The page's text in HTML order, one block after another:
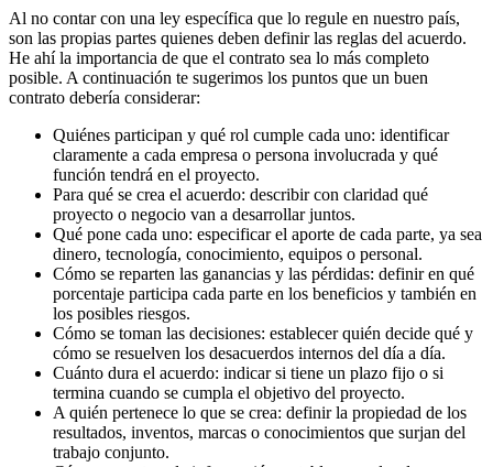
Al no contar con una ley específica que lo regule en nuestro país,
son las propias partes quienes deben definir las reglas del acuerdo.
He ahí la importancia de que el contrato sea lo más completo
posible. A continuación te sugerimos los puntos que un buen
contrato debería considerar:
Quiénes participan y qué rol cumple cada uno: identificar
claramente a cada empresa o persona involucrada y qué
función tendrá en el proyecto.
Para qué se crea el acuerdo: describir con claridad qué
proyecto o negocio van a desarrollar juntos.
Qué pone cada uno: especificar el aporte de cada parte, ya sea
dinero, tecnología, conocimiento, equipos o personal.
Cómo se reparten las ganancias y las pérdidas: definir en qué
porcentaje participa cada parte en los beneficios y también en
los posibles riesgos.
Cómo se toman las decisiones: establecer quién decide qué y
cómo se resuelven los desacuerdos internos del día a día.
Cuánto dura el acuerdo: indicar si tiene un plazo fijo o si
termina cuando se cumpla el objetivo del proyecto.
A quién pertenece lo que se crea: definir la propiedad de los
resultados, inventos, marcas o conocimientos que surjan del
trabajo conjunto.